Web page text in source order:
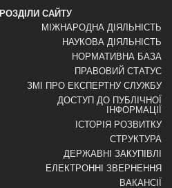
РОЗДІЛИ САЙТУ
МІЖНАРОДНА ДІЯЛЬНІСТЬ
НАУКОВА ДІЯЛЬНІСТЬ
НОРМАТИВНА БАЗА
ПРАВОВИЙ СТАТУС
ЗМІ ПРО ЕКСПЕРТНУ СЛУЖБУ
ДОСТУП ДО ПУБЛІЧНОЇ
ІНФОРМАЦІЇ
ІСТОРІЯ РОЗВИТКУ
СТРУКТУРА
ДЕРЖАВНІ ЗАКУПІВЛІ
ЕЛЕКТРОННІ ЗВЕРНЕННЯ
ВАКАНСІЇ